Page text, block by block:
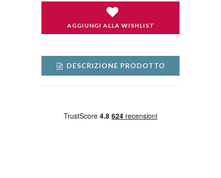
AGGIUNGI ALLA WISHLIST
DESCRIZIONE PRODOTTO